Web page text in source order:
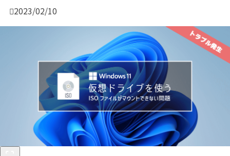
2023/02/10